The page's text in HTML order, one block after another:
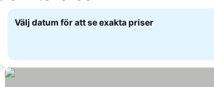
Välj datum för att se exakta priser